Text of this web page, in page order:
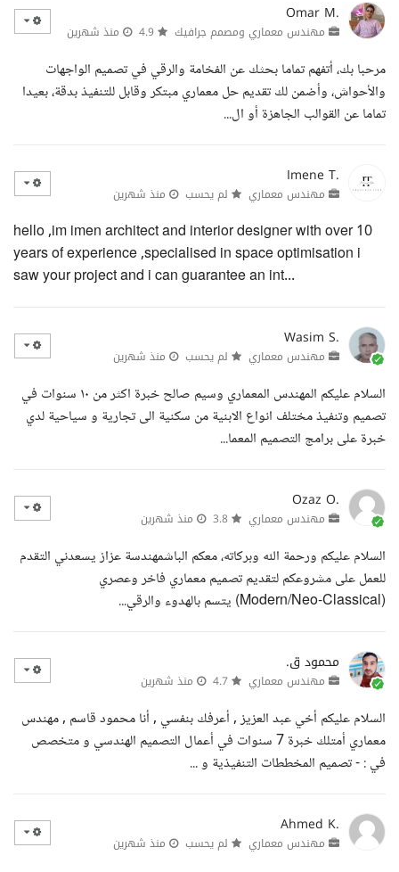
Omar M.
مهندس معماري ومصمم جرافيك منذ شهرين
مرحبا بك، أتفهم تماما بحثك عن الفخامة والرقي في تصميم الواجهات
والأحواش، وأضمن لك تقديم حل معماري مبتكر وقابل للتنفيذ بدقة، بعيدا
تماما عن القوالب الجاهزة أو ال...
Imene T.
مهندس معماري لم يحسب منذ شهرين
hello ,im imen architect and interior designer with over 10
years of experience ,specialised in space optimisation i
saw your project and i can guarantee an int...
Wasim S.
مهندس معماري لم يحسب منذ شهرين
السلام عليكم المهندس المعماري وسيم صالح خبرة اكثر من ١٠ سنوات في
تصميم وتنفيذ مختلف انواع الابنية من سكنية الى تجارية و سياحية لدي
خبرة على برامج التصميم المعما...
Ozaz O.
مهندس معماري منذ شهرين
السلام عليكم ورحمة الله وبركاته، معكم الباشمهندسة عزاز يسعدني التقدم
للعمل على مشروعكم لتقديم تصميم معماري فاخر وعصري
(Modern/Neo-Classical) يتسم بالهدوء والرقي...
محمود ق.
مهندس معماري منذ شهرين
السلام عليكم أخي عبد العزيز , أعرفك بنفسي , أنا محمود قاسم , مهندس
معماري أمتلك خبرة 7 سنوات في أعمال التصميم الهندسي و متخصص
في : - تصميم المخططات التنفيذية و ...
Ahmed K.
مهندس معماري لم يحسب منذ شهرين